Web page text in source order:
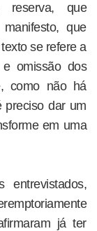
reserva, que
manifesto, que
se refere a
e omissão dos
como não há
preciso dar um
em uma
entrevistados,
já ter